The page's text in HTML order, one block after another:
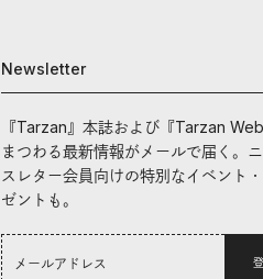
Newsletter
『Tarzan』本誌および『Tarzan
まつわる最新情報がメールで届く。
スレター会員向けの特別なイベント
ゼントも。